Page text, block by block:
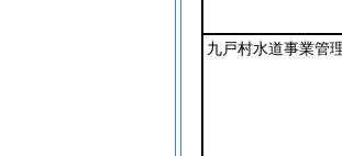
九戸村水道事業管